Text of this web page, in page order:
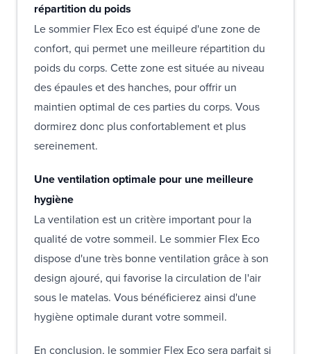
répartition du poids
Le sommier Flex Eco est équipé d'une zone de
confort, qui permet une meilleure répartition du
poids du corps. Cette zone est située au niveau
des épaules et des hanches, pour offrir un
maintien optimal de ces parties du corps. Vous
dormirez donc plus confortablement et plus
sereinement.
Une ventilation optimale pour une meilleure
hygiène
La ventilation est un critère important pour la
qualité de votre sommeil. Le sommier Flex Eco
dispose d'une très bonne ventilation grâce à son
design ajouré, qui favorise la circulation de l'air
sous le matelas. Vous bénéficierez ainsi d'une
hygiène optimale durant votre sommeil.
En conclusion, le sommier Flex Eco sera parfait si